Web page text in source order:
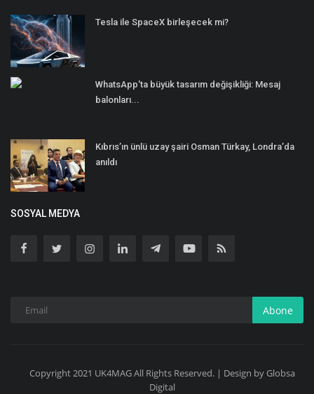
Tesla ile SpaceX birleşecek mi?
WhatsApp'ta büyük tasarım değişikliği: Mesaj
balonları...
Kıbrıs’ın ünlü uzay şairi Osman Türkay, Londra’da
anıldı
SOSYAL MEDYA
Abone
Copyright 2021 UK4MAG All Rights Reserved. | Design by Globsa
Digital